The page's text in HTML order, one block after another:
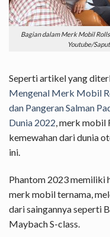
Bagian dalam Merk Mobil
Youtube/
Seperti artikel yang
Mengenal Merk Mobil
dan Pangeran Salman
Dunia 2022, merk mobil
kemewahan dari dunia
ini.
Phantom 2023 memiliki
merk mobil ternama,
dari saingannya seperti
Maybach S-class.